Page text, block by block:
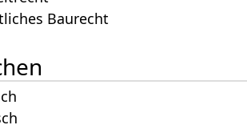
Baurecht